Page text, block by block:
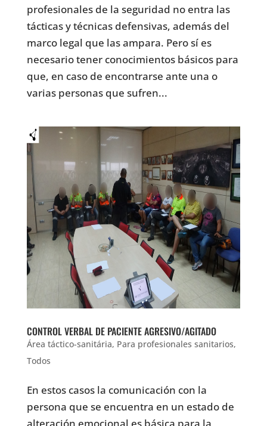
profesionales de la seguridad no entra las
tácticas y técnicas defensivas, además del
marco legal que las ampara. Pero sí es
necesario tener conocimientos básicos para
que, en caso de encontrarse ante una o
varias personas que sufren...
CONTROL VERBAL DE PACIENTE AGRESIVO/AGITADO
Área táctico-sanitária, Para profesionales sanitarios,
Todos
En estos casos la comunicación con la
persona que se encuentra en un estado de